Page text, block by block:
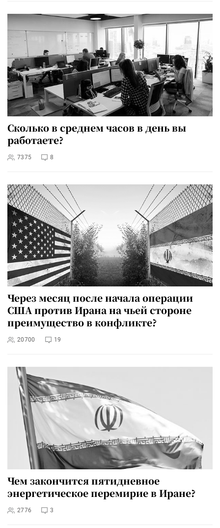
Сколько в среднем часов в день вы
работаете?
7375 8
Через месяц после начала операции
США против Ирана на чьей стороне
преимущество в конфликте?
20700 19
Чем закончится пятидневное
энергетическое перемирие в Иране?
2776 3